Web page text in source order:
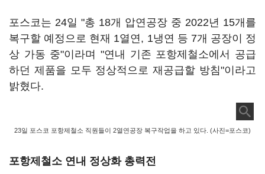
포스코는 24일 "총 18개 압연공장 중 2022년 15개를
복구할 예정으로 현재 1열연, 1냉연 등 7개 공장이 정
상 가동 중"이라며 "연내 기존 포항제철소에서 공급
하던 제품을 모두 정상적으로 재공급할 방침"이라고
밝혔다.
23일 포스코 포항제철소 직원들이 2열연공장 복구작업을 하고 있다. (사진=포스코)
포항제철소 연내 정상화 총력전